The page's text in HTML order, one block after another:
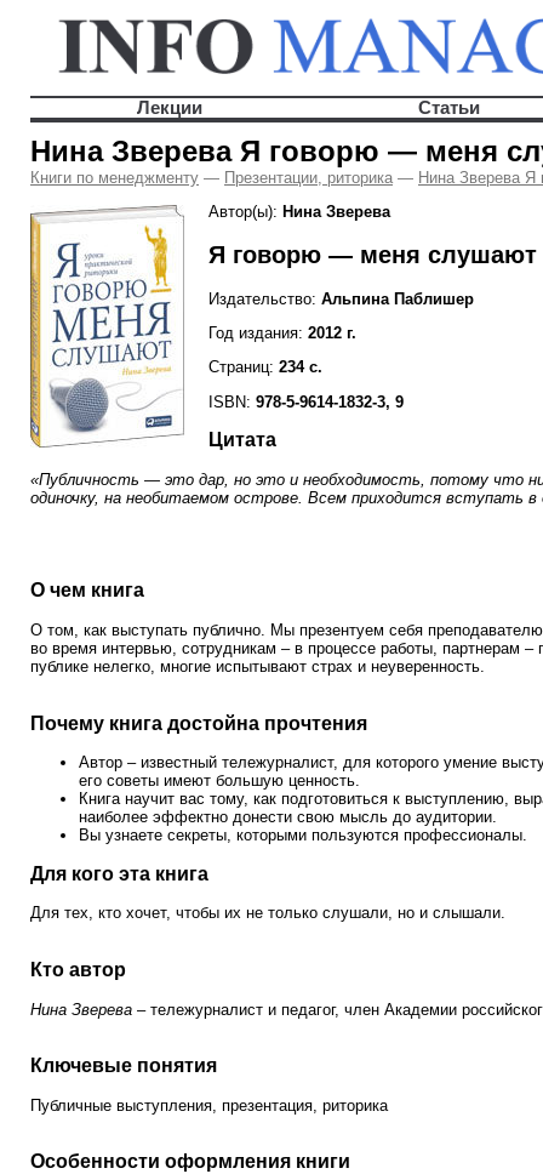
Лекции Статьи
Нина Зверева Я говорю — меня
Книги по менеджменту — Презентации, риторика — Нина Зверева
Автор(ы): Нина Зверева
Я говорю — меня слушают
Издательство: Альпина Паблишер
Год издания: 2012 г.
Страниц: 234 с.
ISBN: 978-5-9614-1832-3, 9
Цитата
«Публичность — это дар, но это и необходимость, потому что
одиночку, на необитаемом острове. Всем приходится вступать в
О чем книга
О том, как выступать публично. Мы презентуем себя
во время интервью, сотрудникам – в процессе работы, партнерам –
публике нелегко, многие испытывают страх и неуверенность.
Почему книга достойна прочтения
Автор – известный тележурналист, для которого умение
его советы имеют большую ценность.
Книга научит вас тому, как подготовиться к выступлению,
наиболее эффектно донести свою мысль до аудитории.
Вы узнаете секреты, которыми пользуются профессионалы.
Для кого эта книга
Для тех, кто хочет, чтобы их не только слушали, но и слышали.
Кто автор
Нина Зверева – тележурналист и педагог, член Академии
Ключевые понятия
Публичные выступления, презентация, риторика
Особенности оформления книги